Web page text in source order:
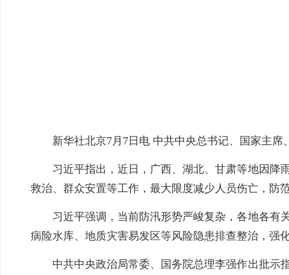
新华社北京7月7日电 中共中央总书记、国家主席
习近平指出，近日，广西、湖北、甘肃等地因降
救治、群众安置等工作，最大限度减少人员伤亡，防范
习近平强调，当前防汛形势严峻复杂，各地各有
病险水库、地质灾害易发区等风险隐患排查整治，强
中共中央政治局常委、国务院总理李强作出批示